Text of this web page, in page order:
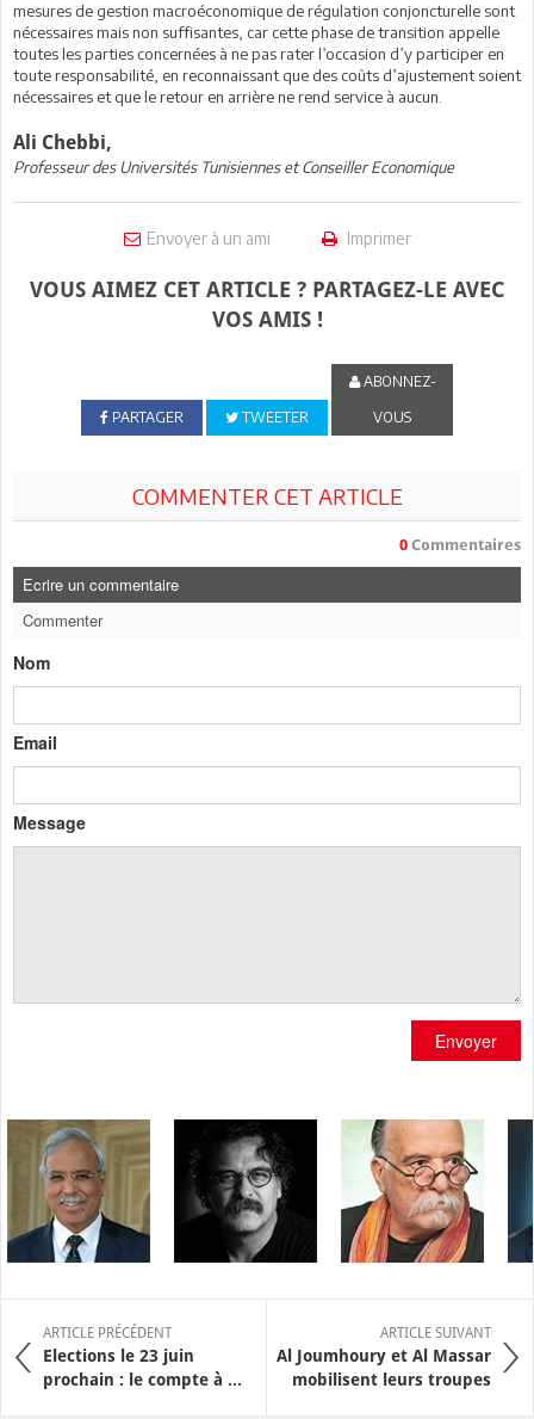
mesures de gestion macroéconomique de régulation conjoncturelle sont
nécessaires mais non suffisantes, car cette phase de transition appelle
toutes les parties concernées à ne pas rater l’occasion d’y participer en
toute responsabilité, en reconnaissant que des coûts d’ajustement soient
nécessaires et que le retour en arrière ne rend service à aucun.
Ali Chebbi,
Professeur des Universités Tunisiennes et Conseiller Economique
Envoyer à un ami Imprimer
VOUS AIMEZ CET ARTICLE ? PARTAGEZ-LE AVEC
VOS AMIS !
PARTAGER TWEETER
ABONNEZ-
VOUS
COMMENTER CET ARTICLE
0 Commentaires
Ecrire un commentaire
Commenter
Nom
Email
Message
Envoyer
ARTICLE PRÉCÉDENT
Elections le 23 juin
prochain : le compte à ...
ARTICLE SUIVANT
Al Joumhoury et Al Massar
mobilisent leurs troupes